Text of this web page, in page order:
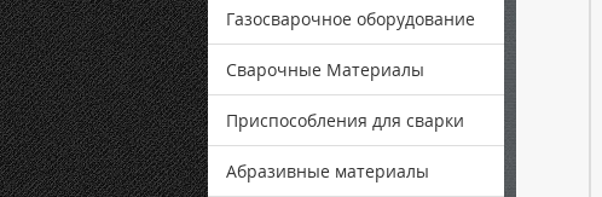
Газосварочное оборудование
Сварочные Материалы
Приспособления для сварки
Абразивные материалы